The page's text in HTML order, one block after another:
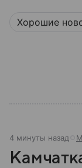
Канада на
Хорошие
4 минуты назад